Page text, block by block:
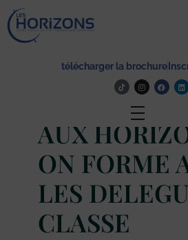
télécharger la brochure
AUX
ON FORME
LES
CLASSE